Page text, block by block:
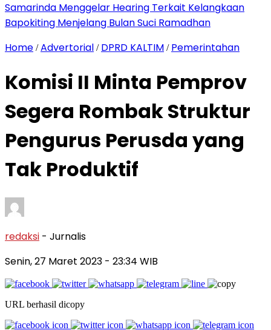
Samarinda Menggelar Hearing Terkait Kelangkaan
Bapokiting Menjelang Bulan Suci Ramadhan
Home /Advertorial / DPRD KALTIM / Pemerintahan
Komisi II Minta Pemprov
Segera Rombak Struktur
Pengurus Perusda yang
Tak Produktif
redaksi - Jurnalis
Senin, 27 Maret 2023 - 23:34 WIB
URL berhasil dicopy